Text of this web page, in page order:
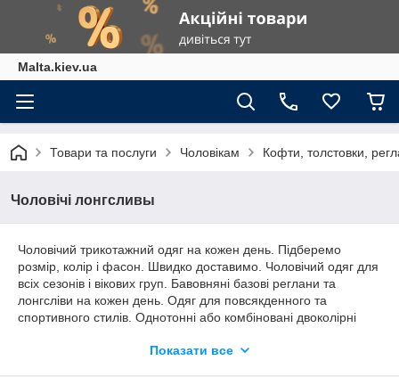
Malta.kiev.ua
Товари та послуги Чоловікам Кофти, толстовки,
Чоловічі лонгсливы
Чоловічий трикотажний одяг на кожен день. Підберемо
розмір, колір і фасон. Швидко доставимо. Чоловічий одяг для
всіх сезонів і вікових груп. Бавовняні базові реглани та
лонгсліви на кожен день. Одяг для повсякденного та
спортивного стилів. Однотонні або комбіновані двоколірні
написами по центру. Базові кольори або яскраві кольори.
Показати все